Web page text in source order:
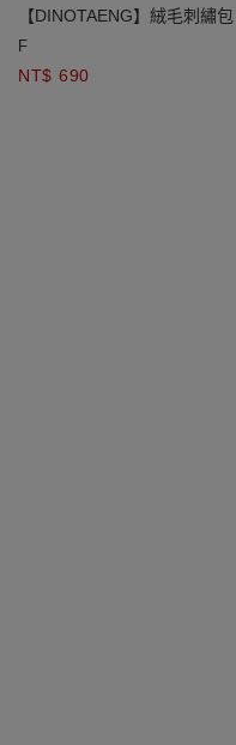
【DINOTAENG】絨毛刺繡包 (
QUOKKA款/ BOBO款 )
F
NT$ 690